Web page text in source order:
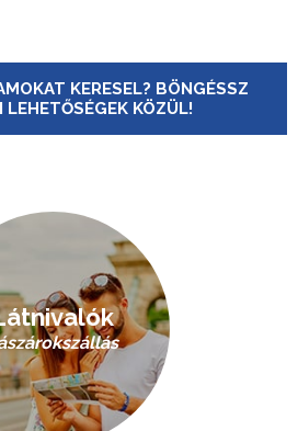
KERESEL? BÖNGÉSSZ
KÖZÜL!